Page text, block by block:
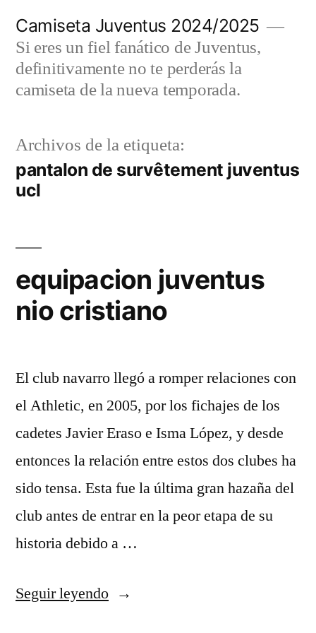
contenido
Camiseta Juventus 2024/2025
Si eres un fiel fanático de Juventus,
definitivamente no te perderás la
camiseta de la nueva temporada.
Archivos de la etiqueta:
pantalon de survêtement juventus
ucl
equipacion juventus
nio cristiano
El club navarro llegó a romper relaciones con
el Athletic, en 2005, por los fichajes de los
cadetes Javier Eraso e Isma López, y desde
entonces la relación entre estos dos clubes ha
sido tensa. Esta fue la última gran hazaña del
club antes de entrar en la peor etapa de su
historia debido a …
Seguir leyendo«equipacion